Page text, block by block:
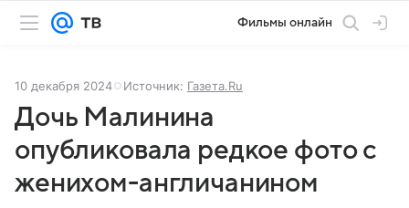
Фильмы онлайн
10 декабря 2024 Источник: Газета.Ru
Дочь Малинина
опубликовала редкое фото с
женихом-англичанином